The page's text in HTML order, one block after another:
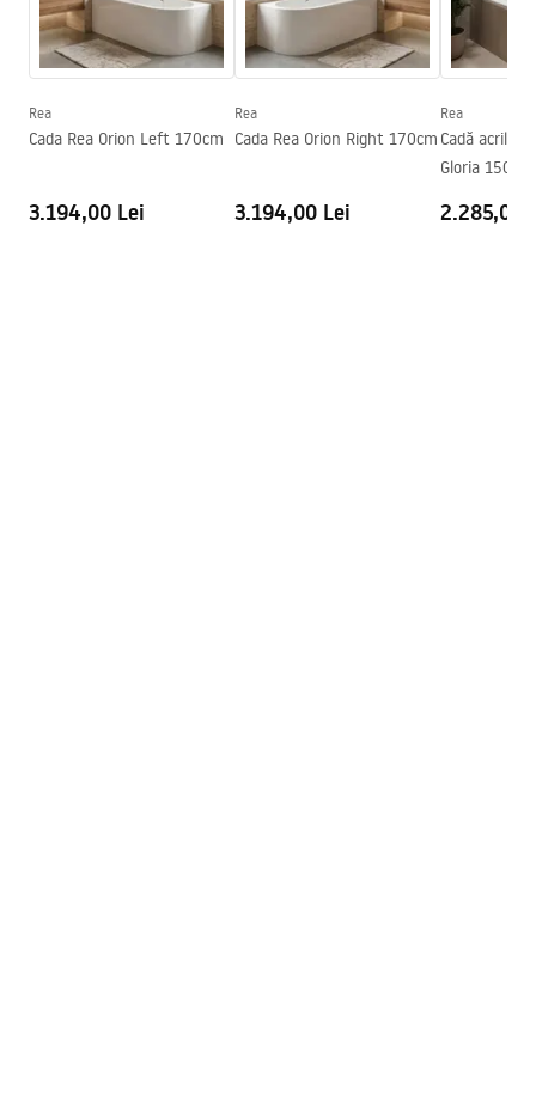
Parte de montaj
Dreapta
Dop și sifon incluse
Da
Garantie
Condiții de garanție
Warranty_Terms_and_Conditions_Bathtubs.pdf
Instrucțiuni de asamblare
Rea
Cada Rea Orion Left 170cm
3.194,00 Lei
Rea
Cada Rea Orion Right 170cm
3.194,00 Lei
Rea
Cadă acrilică
Gloria 150
2.285,00